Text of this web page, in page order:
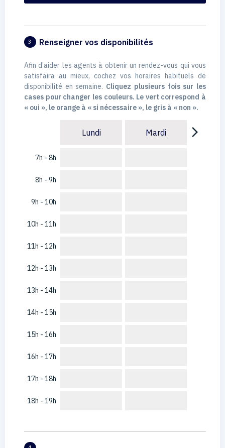
3 Renseigner vos disponibilités
Afin d’aider les agents à obtenir un rendez-vous qui vous
satisfaira au mieux, cochez vos horaires habituels de
disponibilité en semaine. Cliquez plusieurs fois sur les
cases pour changer les couleurs. Le vert correspond à
« oui », le orange à « si nécessaire », le gris à « non ».
7h - 8h
8h - 9h
9h - 10h
10h - 11h
11h - 12h
12h - 13h
13h - 14h
14h - 15h
15h - 16h
16h - 17h
17h - 18h
18h - 19h
Lundi Mardi arrow_forward_ios